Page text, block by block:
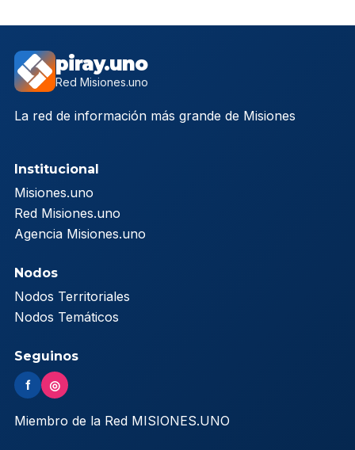
piray.uno
Red Misiones.uno
La red de información más grande de Misiones
Institucional
Misiones.uno
Red Misiones.uno
Agencia Misiones.uno
Nodos
Nodos Territoriales
Nodos Temáticos
Seguinos
f ◎
Miembro de la Red MISIONES.UNO